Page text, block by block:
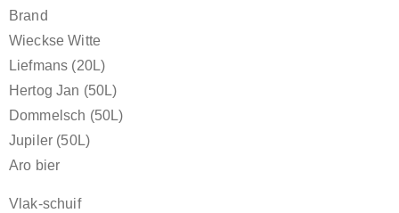
Brand
Wieckse Witte
Liefmans (20L)
Hertog Jan (50L)
Dommelsch (50L)
Jupiler (50L)
Aro bier
Vlak-schuif